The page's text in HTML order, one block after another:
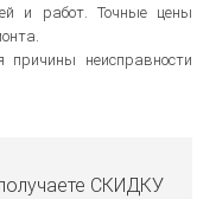
и работ. Точные цены
неисправности
СКИДКУ